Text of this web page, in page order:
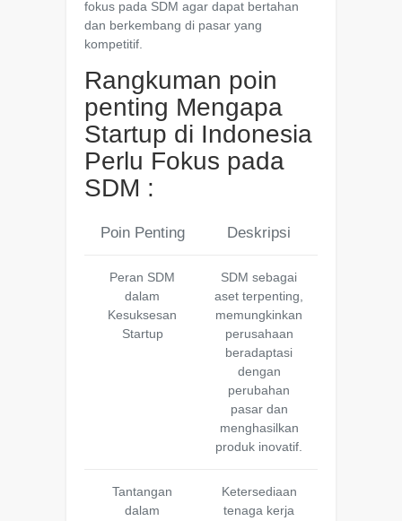
fokus pada SDM agar dapat bertahan
dan berkembang di pasar yang
kompetitif.
Rangkuman poin
penting Mengapa
Startup di Indonesia
Perlu Fokus pada
SDM :
Poin Penting Deskripsi
Peran SDM
dalam
Kesuksesan
Startup
SDM sebagai
aset terpenting,
memungkinkan
perusahaan
beradaptasi
dengan
perubahan
pasar dan
menghasilkan
produk inovatif.
Tantangan
dalam
Ketersediaan
tenaga kerja